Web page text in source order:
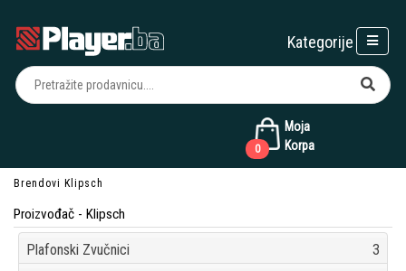
Moja
Korpa
0
Kategorije
Brendovi Klipsch
Proizvođač - Klipsch
Plafonski Zvučnici
3